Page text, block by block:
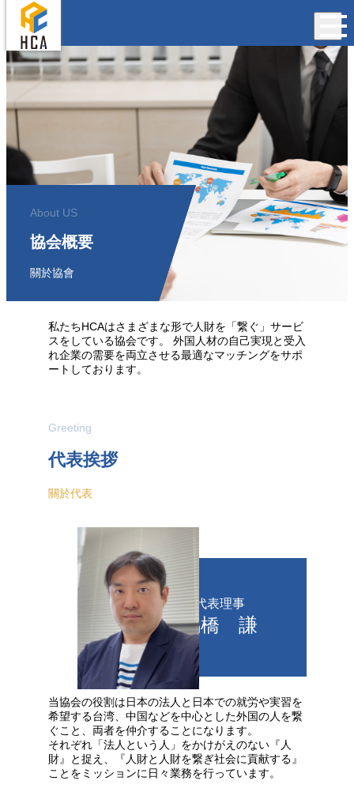
About US
協会概要
關於協會
私たちHCAはさまざまな形で人財を「繋ぐ」サービ
スをしている協会です。 外国人材の自己実現と受入
れ企業の需要を両立させる最適なマッチングをサポ
ートしております。
Greeting
代表挨拶
關於代表
当協会の役割は日本の法人と日本での就労や実習を
希望する台湾、中国などを中心とした外国の人を繋
ぐこと、両者を仲介することになります。
それぞれ「法人という人」をかけがえのない『人
財』と捉え、『人財と人財を繋ぎ社会に貢献する』
ことをミッションに日々業務を行っています。
代表理事
馬橋 謙